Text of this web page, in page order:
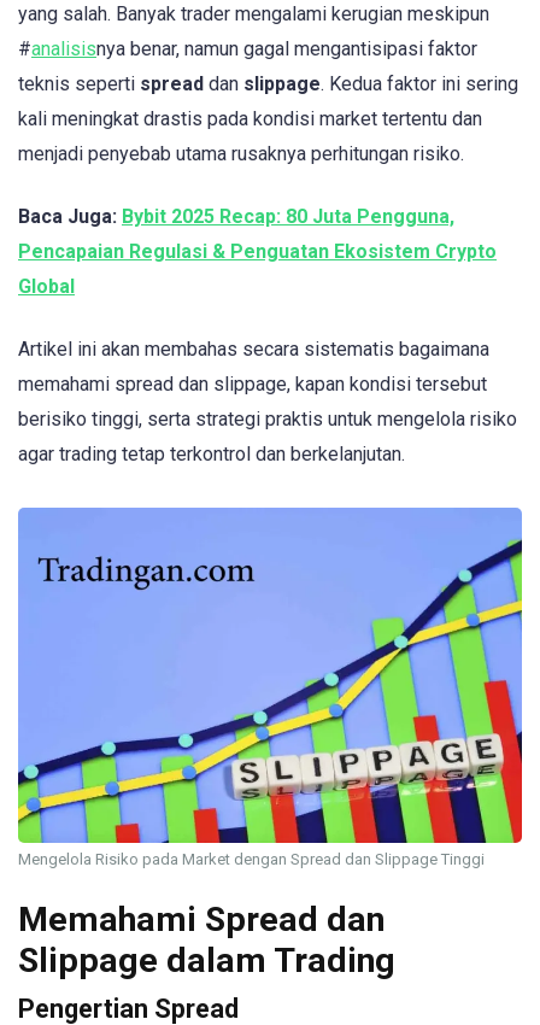
yang salah. Banyak trader mengalami kerugian meskipun
#analisisnya benar, namun gagal mengantisipasi faktor
teknis seperti spread dan slippage. Kedua faktor ini sering
kali meningkat drastis pada kondisi market tertentu dan
menjadi penyebab utama rusaknya perhitungan risiko.
Baca Juga: Bybit 2025 Recap: 80 Juta Pengguna,
Pencapaian Regulasi & Penguatan Ekosistem Crypto
Global
Artikel ini akan membahas secara sistematis bagaimana
memahami spread dan slippage, kapan kondisi tersebut
berisiko tinggi, serta strategi praktis untuk mengelola risiko
agar trading tetap terkontrol dan berkelanjutan.
Mengelola Risiko pada Market dengan Spread dan Slippage Tinggi
Memahami Spread dan
Slippage dalam Trading
Pengertian Spread